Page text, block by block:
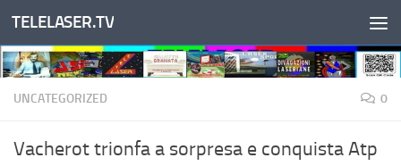
Salta al contenuto
TELELASER.TV
UNCATEGORIZED 0
Vacherot trionfa a sorpresa e conquista Atp